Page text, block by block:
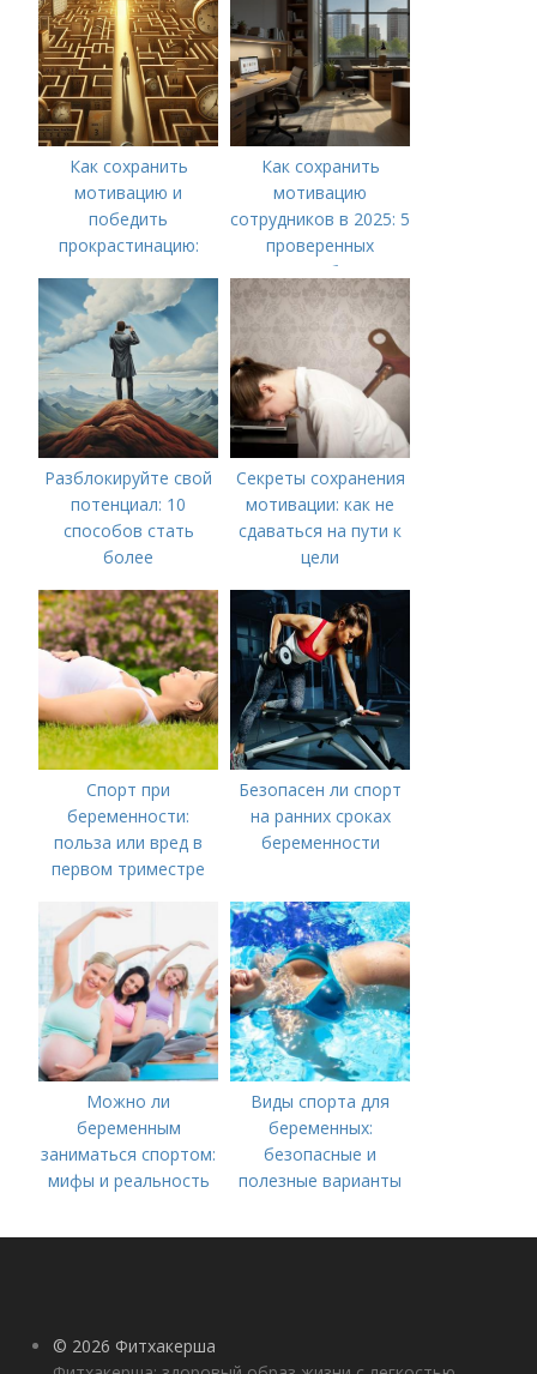
Как сохранить
мотивацию и
победить
прокрастинацию:
Как сохранить
мотивацию
сотрудников в 2025: 5
проверенных
способов
Разблокируйте свой
потенциал: 10
способов стать
более
Секреты сохранения
мотивации: как не
сдаваться на пути к
цели
Спорт при
беременности:
польза или вред в
первом триместре
Безопасен ли спорт
на ранних сроках
беременности
Можно ли
беременным
заниматься спортом:
мифы и реальность
Виды спорта для
беременных:
безопасные и
полезные варианты
© 2026 Фитхакерша